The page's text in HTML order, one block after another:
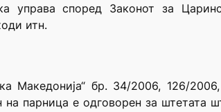
управа според Законот за
итн.
Македонија“ бр. 34/2006, 126/2006,
на парница е одговорен за штетата